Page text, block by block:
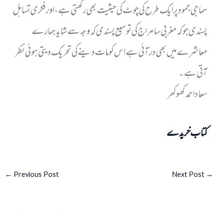
سماجی جمود پر ایک طرح کی چوٹ کی حیثیت بھی رکھتی ہے، اور فکری تساہل
پسندی جو کہ مغربی سامراج کی توسیع پسندی کہ وجہ سے شاید ہمارے
معاشرے میں بھی در آئی ہے اس کو مات دینے کی تحریک دیتی ہوئی نظر
آتی ہے۔
سعاد احمد کھوکھر
کتاب خریدے
← Previous Post Next Post →